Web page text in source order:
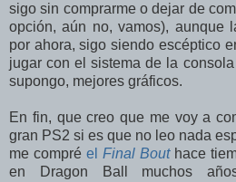
sigo sin comprarme o dejar de
opción, aún no, vamos), aunque
por ahora, sigo siendo escéptico
jugar con el sistema de la
supongo, mejores gráficos.
En fin, que creo que me voy a
gran PS2 si es que no leo nada
me compré el Final Bouthace
en Dragon Ball muchos